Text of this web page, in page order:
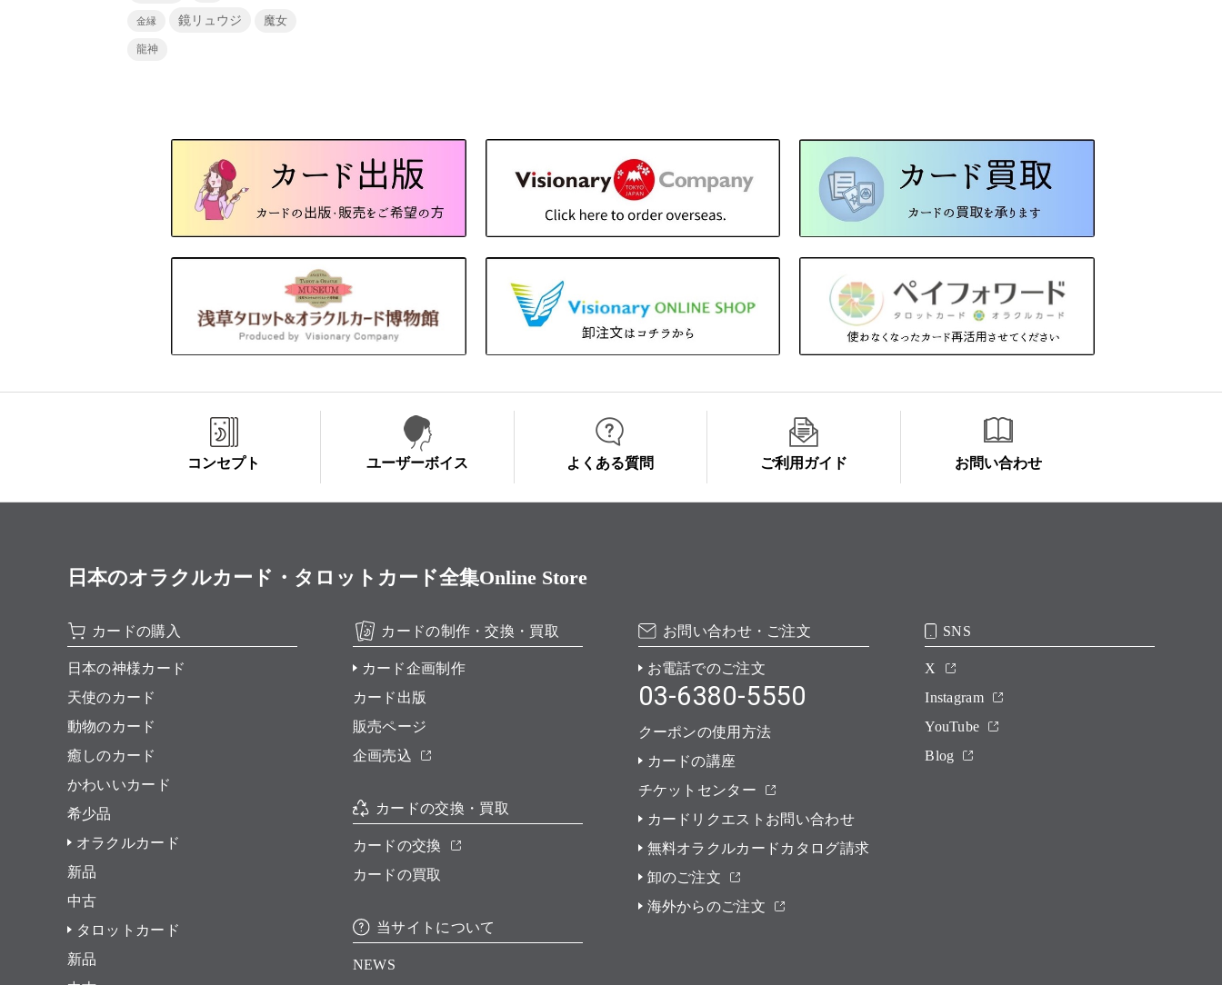
金縁 鏡リュウジ 魔女
龍神
コンセプト ユーザーボイス よくある質問 ご利用ガイド お問い合わせ
日本のオラクルカード・タロットカード全集Online Store
カードの購入
日本の神様カード
天使のカード
動物のカード
癒しのカード
かわいいカード
希少品
オラクルカード
新品
中古
タロットカード
新品
カードの制作・交換・買取
カード企画制作
カード出版
販売ページ
企画売込
カードの交換・買取
カードの交換
カードの買取
当サイトについて
NEWS
お問い合わせ・ご注文
お電話でのご注文
03-6380-5550
クーポンの使用方法
カードの講座
チケットセンター
カードリクエストお問い合わせ
無料オラクルカードカタログ請求
卸のご注文
海外からのご注文
SNS
X
Instagram
YouTube
Blog